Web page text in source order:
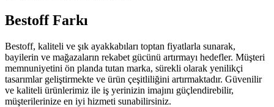
Bestoff Farkı
Bestoff, kaliteli ve şık ayakkabıları toptan fiyatlarla sunarak,
bayilerin ve mağazaların rekabet gücünü artırmayı hedefler. Müşteri
memnuniyetini ön planda tutan marka, sürekli olarak yenilikçi
tasarımlar geliştirmekte ve ürün çeşitliliğini artırmaktadır. Güvenilir
ve kaliteli ürünlerimiz ile iş yerinizin imajını güçlendirebilir,
müşterilerinize en iyi hizmeti sunabilirsiniz.